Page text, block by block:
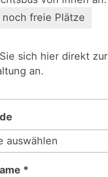
noch freie Plätze
sich hier direkt zur
an.
*